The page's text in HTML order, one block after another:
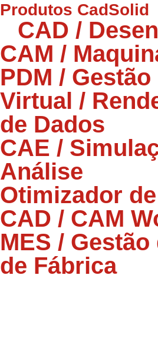
Produtos CadSolid
CAD /
CAM /
PDM /
Virtual /
de Dados
CAE /
Análise
Otimizador
CAD / CAM
MES / Gestão
de Fábrica